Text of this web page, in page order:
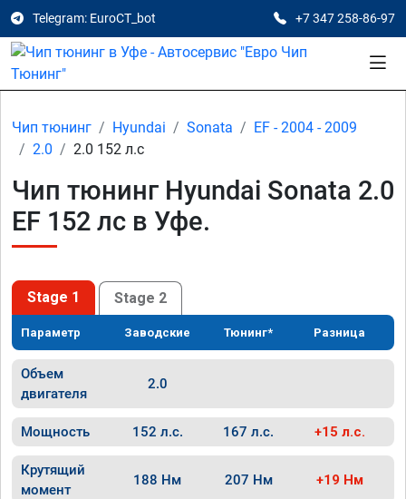
Telegram: EuroCT_bot +7 347 258-86-97
Чип тюнинг Hyundai Sonata
EF - 2004 - 2009
2.0
2.0 152 л.с
Чип тюнинг Hyundai Sonata 2.0
EF 152 лс в Уфе.
Stage 1 Stage 2
Параметр Заводские Тюнинг* Разница
Объем
двигателя
2.0
Мощность 152 л.с. 167 л.с. +15 л.с.
Крутящий
момент
188 Нм 207 Нм +19 Нм